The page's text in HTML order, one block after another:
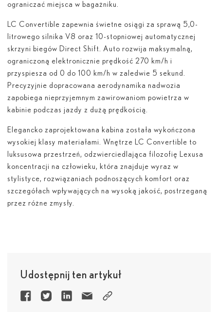
ograniczać miejsca w bagażniku.
LC Convertible zapewnia świetne osiągi za sprawą 5,0-
litrowego silnika V8 oraz 10-stopniowej automatycznej
skrzyni biegów Direct Shift. Auto rozwija maksymalną,
ograniczoną elektronicznie prędkość 270 km/h i
przyspiesza od 0 do 100 km/h w zaledwie 5 sekund.
Precyzyjnie dopracowana aerodynamika nadwozia
zapobiega nieprzyjemnym zawirowaniom powietrza w
kabinie podczas jazdy z dużą prędkością.
Elegancko zaprojektowana kabina została wykończona
wysokiej klasy materiałami. Wnętrze LC Convertible to
luksusowa przestrzeń, odzwierciedlająca filozofię Lexusa
koncentracji na człowieku, która znajduje wyraz w
stylistyce, rozwiązaniach podnoszących komfort oraz
szczegółach wpływających na wysoką jakość, postrzeganą
przez różne zmysły.
Udostępnij ten artykuł